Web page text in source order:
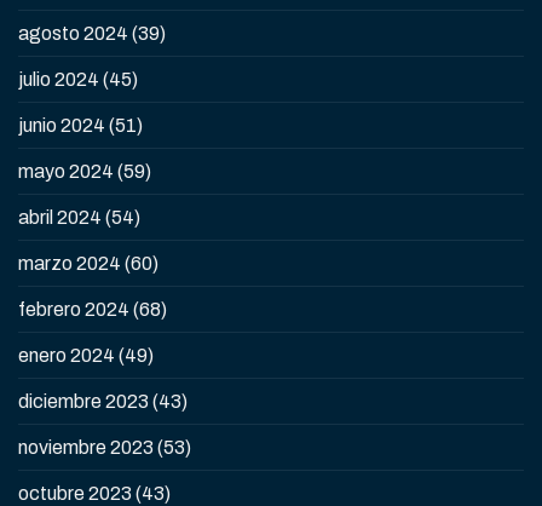
agosto 2024 (39)
julio 2024 (45)
junio 2024 (51)
mayo 2024 (59)
abril 2024 (54)
marzo 2024 (60)
febrero 2024 (68)
enero 2024 (49)
diciembre 2023 (43)
noviembre 2023 (53)
octubre 2023 (43)